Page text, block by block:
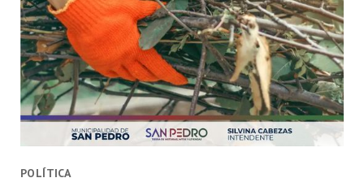
POLÍTICA